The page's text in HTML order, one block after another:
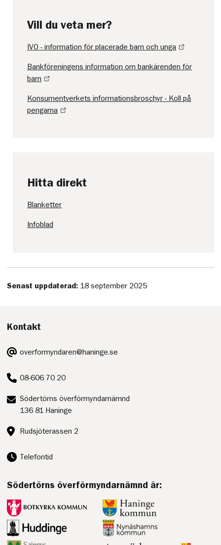
Vill du veta mer?
IVO - information för placerade barn och unga
Bankföreningens information om bankärenden för
barn
Konsumentverkets informationsbroschyr - Koll på
pengarna
Hitta direkt
Blanketter
Infoblad
Senast uppdaterad: 18 september 2025
Kontakt
E-
post:
overformyndaren@haninge.se
Telefon:
08-606 70 20
Postadress:
Södertörns överförmyndarnämnd
136 81 Haninge
Besöksadress:
Rudsjöterassen 2
Telefontid
Södertörns överförmyndarnämnd är:
Botkyrka
kommun
Haninge
kommun
Huddinge
kommun
Nynäshamn
kommun